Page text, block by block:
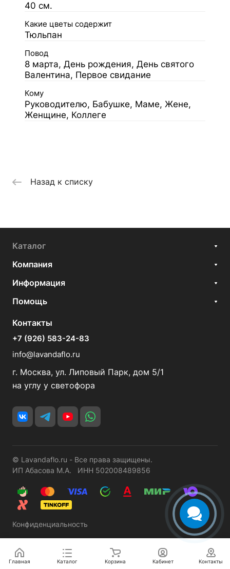
40 см.
Какие цветы содержит
Тюльпан
Повод
8 марта, День рождения, День святого
Валентина, Первое свидание
Кому
Руководителю, Бабушке, Маме, Жене,
Женщине, Коллеге
Назад к списку
Каталог
Компания
Информация
Помощь
Контакты
+7 (926) 583-24-83
info@lavandaflo.ru
г. Москва, ул. Липовый Парк, дом 5/1
на углу у светофора
© Lavandaflo.ru - Все права защищены.
ИП Абасова М.А. ИНН 502008489856
Конфиденциальность
Главная Каталог Корзина Кабинет Контакты